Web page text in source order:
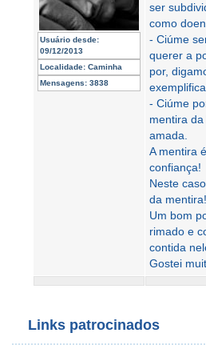
Usuário desde:
09/12/2013
Localidade: Caminha
Mensagens: 3838
ser
como
- Ciúme
querer a
por,
- Ciúme
mentira
amada.
A mentira
confiança!
Neste
da mentira!
Um bom
rimado e
contida
Gostei
Links patrocinados